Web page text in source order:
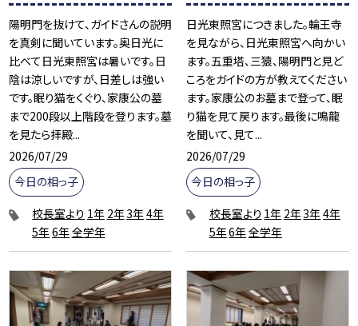
陽明門を抜けて、ガイドさんの説明
を真剣に聞いています。奥日光に
比べて日光東照宮は暑いです。日
陰は涼しいですが、日差しは強い
です。眠り猫をくぐり、家康公の墓
まで200段以上階段を登ります。墓
を見たら拝殿...
2026/07/29
今日の相っ子
校長室より 1年 2年3年4年
5年6年全学年
日光東照宮につきました。輪王寺
を見ながら、日光東照宮へ向かい
ます。五重塔、三猿、陽明門と見ど
ころをガイドの方が教えてください
ます。家康公のお墓まで登って、眠
り猫を見て戻ります。最後に鳴龍
を聞いて、見て...
2026/07/29
今日の相っ子
校長室より 1年 2年3年4年
5年6年全学年